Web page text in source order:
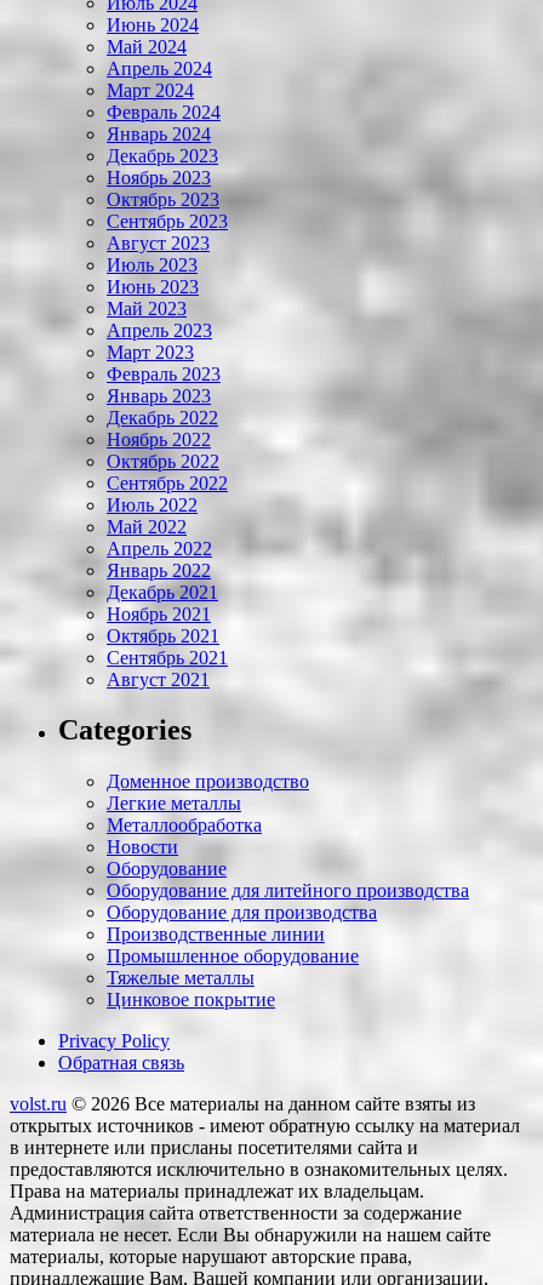
Июнь 2024
Май 2024
Апрель 2024
Март 2024
Февраль 2024
Январь 2024
Декабрь 2023
Ноябрь 2023
Октябрь 2023
Сентябрь 2023
Август 2023
Июль 2023
Июнь 2023
Май 2023
Апрель 2023
Март 2023
Февраль 2023
Январь 2023
Декабрь 2022
Ноябрь 2022
Октябрь 2022
Сентябрь 2022
Июль 2022
Май 2022
Апрель 2022
Январь 2022
Декабрь 2021
Ноябрь 2021
Октябрь 2021
Сентябрь 2021
Август 2021
Categories
Доменное производство
Легкие металлы
Металлообработка
Новости
Оборудование
Оборудование для литейного производства
Оборудование для производства
Производственные линии
Промышленное оборудование
Тяжелые металлы
Цинковое покрытие
Privacy Policy
Обратная связь
volst.ru © 2026 Все материалы на данном сайте взяты из
открытых источников - имеют обратную ссылку на материал
в интернете или присланы посетителями сайта и
предоставляются исключительно в ознакомительных целях.
Права на материалы принадлежат их владельцам.
Администрация сайта ответственности за содержание
материала не несет. Если Вы обнаружили на нашем сайте
материалы, которые нарушают авторские права,
принадлежащие Вам, Вашей компании или организации,